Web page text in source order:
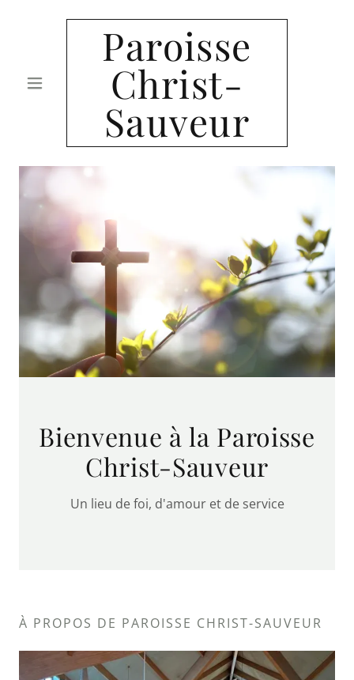
Paroisse
Christ-
Sauveur
Bienvenue à la Paroisse
Christ-Sauveur
Un lieu de foi, d'amour et de service
À PROPOS DE PAROISSE CHRIST-SAUVEUR